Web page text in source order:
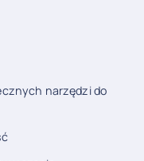
narzędzi do